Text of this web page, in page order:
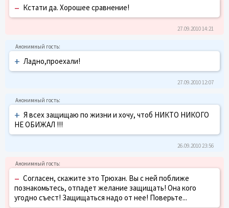
– Кстати да. Хорошее сравнение!
27.09.2010 14:21
+ Ладно,проехали!
27.09.2010 12:07
+ Я всех защищаю по жизни и хочу, чтоб НИКТО НИКОГО
НЕ ОБИЖАЛ !!!
26.09.2010 23:56
– Согласен, скажите это Трюхан. Вы с ней поближе
познакомьтесь, отпадет желание защищать! Она кого
угодно съест! Защищаться надо от нее! Поверьте...